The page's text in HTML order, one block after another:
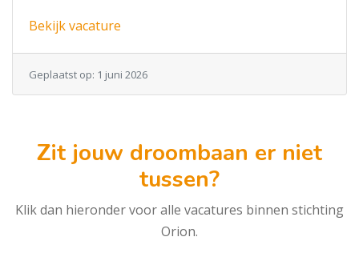
Bekijk vacature
Geplaatst op: 1 juni 2026
Zit jouw droombaan er niet
tussen?
Klik dan hieronder voor alle vacatures binnen stichting
Orion.